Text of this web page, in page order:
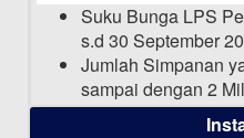
Suku Bunga LPS
s.d 30 September
Jumlah Simpanan
sampai dengan 2
dalam satu bank